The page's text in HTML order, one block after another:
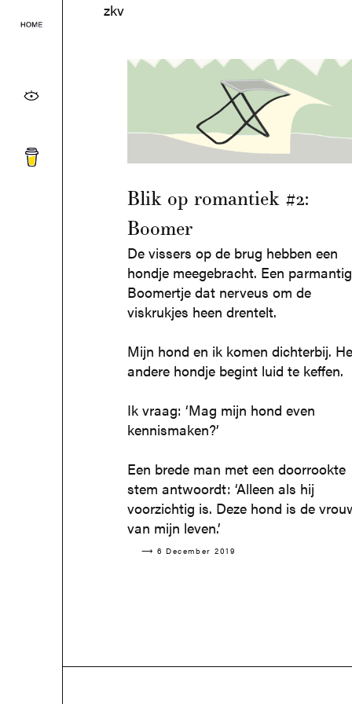
zkv
Blik op romantiek #2:
Boomer
De vissers op de brug hebben een
hondje meegebracht. Een parmantig
Boomertje dat nerveus om de
viskrukjes heen drentelt.
Mijn hond en ik komen dichterbij.
andere hondje begint luid te keffen.
Ik vraag: ‘Mag mijn hond even
kennismaken?’
Een brede man met een doorrookte
stem antwoordt: ‘Alleen als hij
voorzichtig is. Deze hond is de
van mijn leven.’
⟶ 6 December 2019